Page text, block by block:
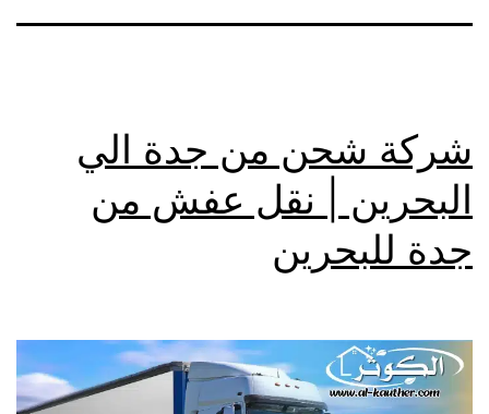
شركة شحن من جدة الي
البحرين | نقل عفش من
جدة للبحرين